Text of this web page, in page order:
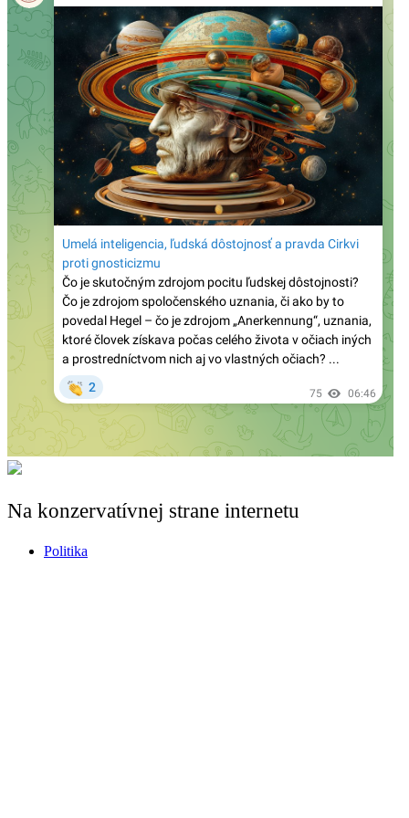
dnes dožíva 75 rokov a zostáva verný Tradícii: „Od
mladosti som bol pripravený bojovať prehraný boj“
Bývalý mafiánsky boss o filme Citizen Vigilante:
„Každý z nás môže byť bdelým občanom – tým, že
pôjde voliť a odmietne woke ideológiu“
Poľský Ústavný súd zrušil normu, ktorá
umožňovala zapisovať zväzky osôb rovnakého
pohlavia uzavreté v iných krajinách EÚ
Rod Dreher o covidovom cárovi Faucim: „Jeho
denníky odhaľujú, že je to vedecký podvodník
pohltený márnivosťou“
Kardinál Roche: „Pápež Lev nezmení Traditiones
custodes a nevráti sa k Summorum pontificum“
Vatikán usporadúva prvé oficiálne kolokvium o
dialógu s konfucianizmom. Ako o ňom súdili pápeži
v minulosti?
Terorista útočiaci v Berlíne bol v Libanone zatknutý
za vstup do ISIS – v Nemecku ho pustili na slobodu
Na konzervatívnej strane internetu
Politika